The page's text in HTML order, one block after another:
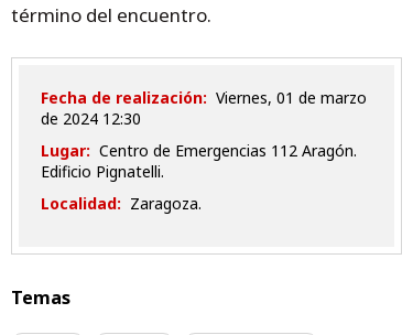
término del encuentro.
Fecha de realización: viernes, 01 de marzo
de 2024 12:30
Lugar: Centro de Emergencias 112 Aragón.
Edificio Pignatelli.
Localidad: Zaragoza.
Temas